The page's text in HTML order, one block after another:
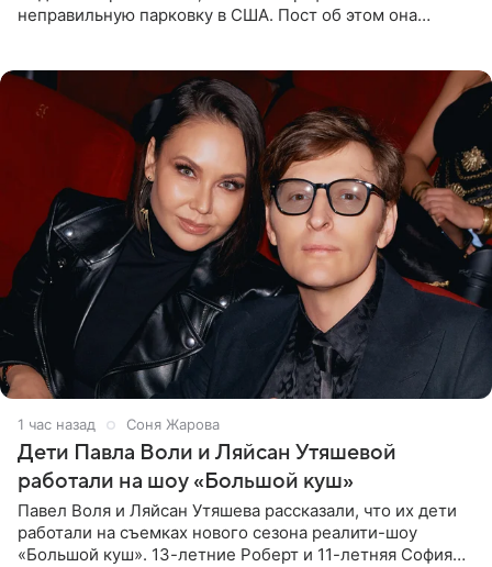
неправильную парковку в США. Пост об этом она
1 час назад Соня Жарова
Дети Павла Воли и Ляйсан Утяшевой
работали на шоу «Большой куш»
Павел Воля и Ляйсан Утяшева рассказали, что их дети
работали на съемках нового сезона реалити-шоу
«Большой куш». 13-летние Роберт и 11-летняя София